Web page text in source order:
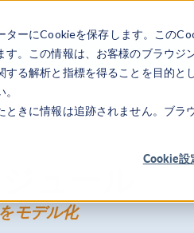
ターにCookieを保存します。この
。この情報は、お客様のブラウジ
る解析と指標を得ることを目的
きに情報は追跡されません。ブ
Cookie設
モデル化